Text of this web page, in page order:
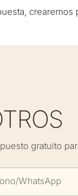
crearemos
gratuito
WhatsApp